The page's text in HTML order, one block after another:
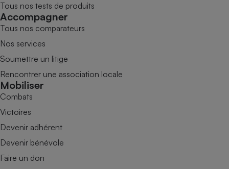
Tous nos tests de produits
Accompagner
Tous nos comparateurs
Nos services
Soumettre un litige
Rencontrer une association locale
Mobiliser
Combats
Victoires
Devenir adhérent
Devenir bénévole
Faire un don